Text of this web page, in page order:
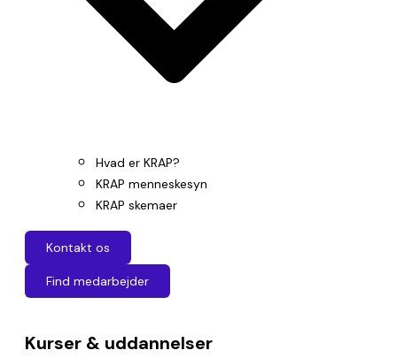
Hvad er KRAP?
KRAP menneskesyn
KRAP skemaer
Kontakt os
Find medarbejder
Kurser & uddannelser